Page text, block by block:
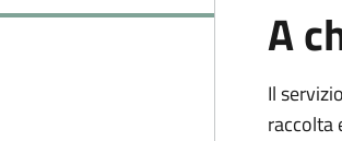
A
Il
raccolta